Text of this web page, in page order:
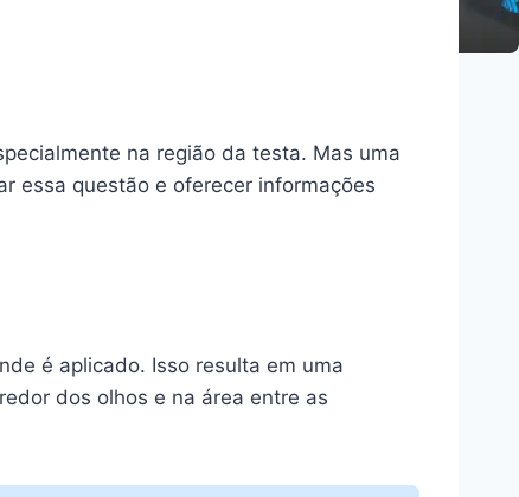
na região da testa. Mas uma
essa questão e oferecer informações
é aplicado. Isso resulta em uma
dos olhos e na área entre as